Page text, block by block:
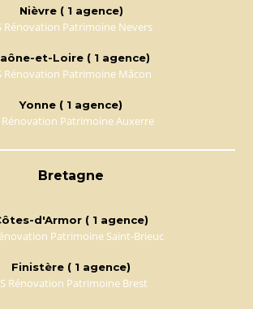
Nièvre ( 1 agence)
Rénovation Patrimoine Nevers
et-Loire ( 1 agence)
Rénovation Patrimoine Mâcon
Yonne ( 1 agence)
Rénovation Patrimoine Auxerre
Bretagne
d'Armor ( 1 agence)
Patrimoine Saint-Brieuc
Finistère ( 1 agence)
Rénovation Patrimoine Brest